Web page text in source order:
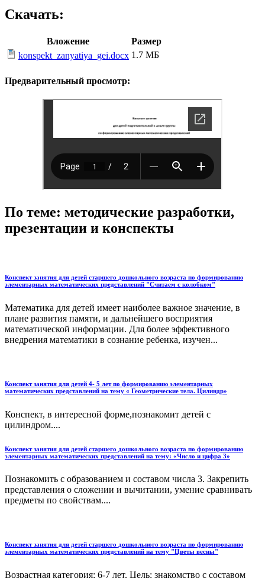
Скачать:
Вложение
Размер
konspekt_zanyatiya_gei.docx 1.7 МБ
Предварительный просмотр:
По теме: методические разработки,
презентации и конспекты
Конспект занятия для детей старшего дошкольного возраста по формированию
элементарных математических представлений "Считаем с колобком"
Математика для детей имеет наиболее важное значение, в
плане развития памяти, и дальнейшего восприятия
математической информации. Для более эффективного
внедрения математики в сознание ребенка, изучен...
Конспект занятия для детей 4- 5 лет по формированию элементарных
математических представлений на тему « Геометрические тела. Цилиндр»
Конспект, в интересной форме,познакомит детей с
цилиндром....
Конспект занятия для детей старшего дошкольного возраста по формированию
элементарных математических представлений на тему: «Число и цифра 3»
Познакомить с образованием и составом числа 3. Закрепить
представления о сложении и вычитании, умение сравнивать
предметы по свойствам....
Конспект занятия для детей старшего дошкольного возраста по формированию
элементарных математических представлений на тему "Цветы весны"
Возрастная категория: 6-7 лет. Цель: знакомство с составом